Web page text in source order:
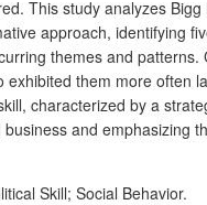
This study analyzes
approach, identifying
themes and
them more often
characterized by a
and emphasizing
Skill; Social Behavior.